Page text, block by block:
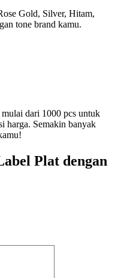
Gold, Silver, Hitam,
tone brand kamu.
dari 1000 pcs untuk
harga. Semakin banyak
Plat dengan